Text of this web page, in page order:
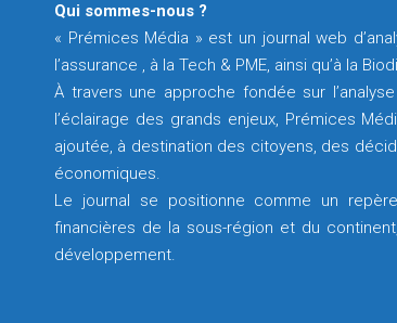
Qui sommes-nous ?
« Prémices Média » est un journal web
l’assurance , à la Tech & PME, ainsi qu’à la
À travers une approche fondée sur
l’éclairage des grands enjeux, Prémices
ajoutée, à destination des citoyens, des
économiques.
Le journal se positionne comme un
financières de la sous-région et du
développement.